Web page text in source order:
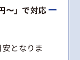
〜」で対応
となりま